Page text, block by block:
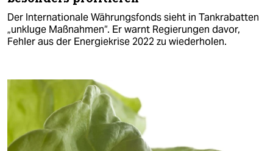
Der Internationale Währungsfonds sieht in Tankrabatten
„unkluge Maßnahmen“. Er warnt Regierungen davor,
Fehler aus der Energiekrise 2022 zu wiederholen.